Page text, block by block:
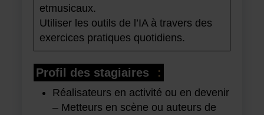
etmusicaux.
Utiliser les outils de l’IA à travers des
exercices pratiques quotidiens.
Profil des stagiaires :
Réalisateurs en activité ou en devenir
– Metteurs en scène ou auteurs de